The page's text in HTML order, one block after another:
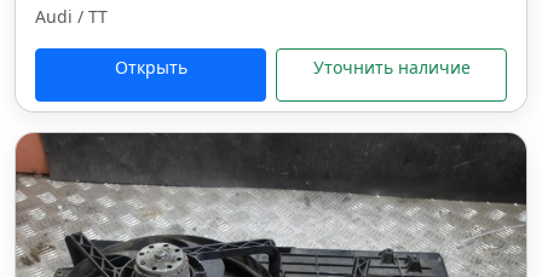
Audi / TT
Открыть Уточнить наличие